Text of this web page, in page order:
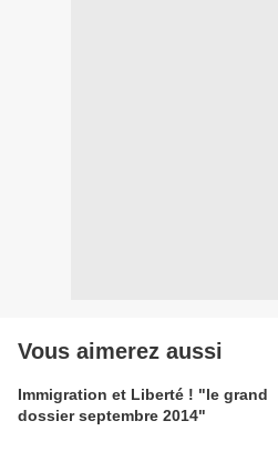
Vous aimerez aussi
Immigration et Liberté ! "le grand
dossier septembre 2014"